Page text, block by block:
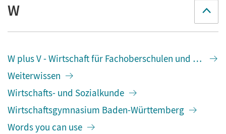
W
W plus V - Wirtschaft für Fachoberschulen und
Weiterwissen
Wirtschafts- und Sozialkunde
Wirtschaftsgymnasium Baden-Württemberg
Words you can use